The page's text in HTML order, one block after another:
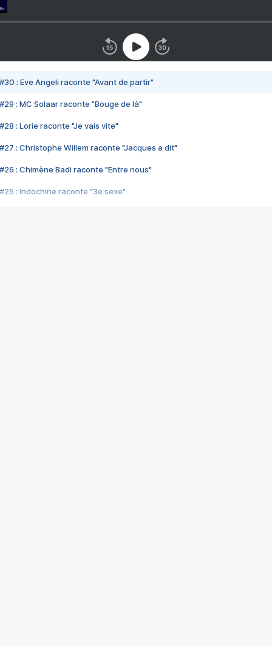
#30 : Eve Angeli raconte "Avant de partir"
#29 : MC Solaar raconte "Bouge de là"
#28 : Lorie raconte "Je vais vite"
#27 : Christophe Willem raconte "Jacques a dit"
#26 : Chimène Badi raconte "Entre nous"
#25 : Indochine raconte "3e sexe"